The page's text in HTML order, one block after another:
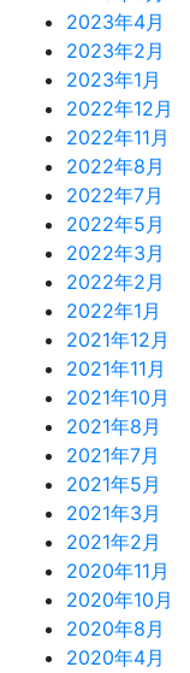
2023年4月
2023年2月
2023年1月
2022年12月
2022年11月
2022年8月
2022年7月
2022年5月
2022年3月
2022年2月
2022年1月
2021年12月
2021年11月
2021年10月
2021年8月
2021年7月
2021年5月
2021年3月
2021年2月
2020年11月
2020年10月
2020年8月
2020年4月